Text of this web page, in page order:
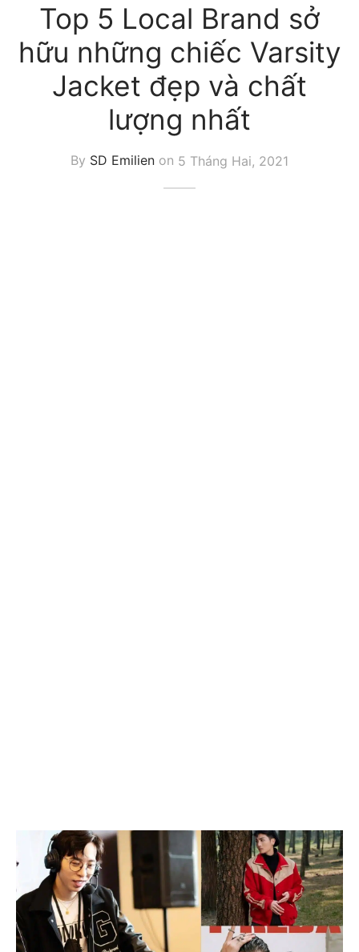
Top 5 Local Brand sở
hữu những chiếc Varsity
Jacket đẹp và chất
lượng nhất
By SD Emilien on 5 Tháng Hai, 2021